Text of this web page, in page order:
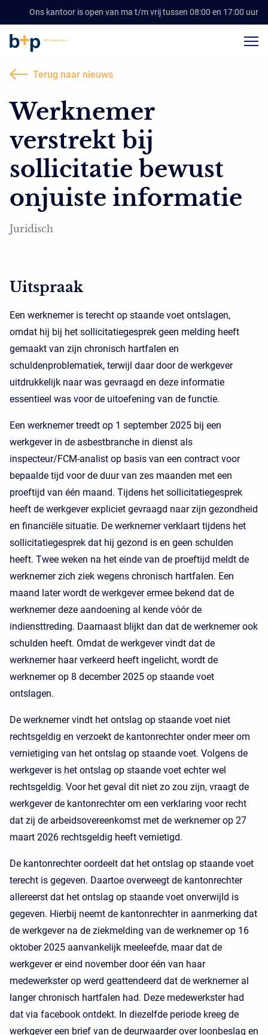
Ons kantoor is open van ma t/m vrij tussen 08:00 en 17:00 uur
Terug naar nieuws
Werknemer
verstrekt bij
sollicitatie bewust
onjuiste informatie
Juridisch
Uitspraak
Een werknemer is terecht op staande voet ontslagen,
omdat hij bij het sollicitatiegesprek geen melding heeft
gemaakt van zijn chronisch hartfalen en
schuldenproblematiek, terwijl daar door de werkgever
uitdrukkelijk naar was gevraagd en deze informatie
essentieel was voor de uitoefening van de functie.
Een werknemer treedt op 1 september 2025 bij een
werkgever in de asbestbranche in dienst als
inspecteur/FCM-analist op basis van een contract voor
bepaalde tijd voor de duur van zes maanden met een
proeftijd van één maand. Tijdens het sollicitatiegesprek
heeft de werkgever expliciet gevraagd naar zijn gezondheid
en financiële situatie. De werknemer verklaart tijdens het
sollicitatiegesprek dat hij gezond is en geen schulden
heeft. Twee weken na het einde van de proeftijd meldt de
werknemer zich ziek wegens chronisch hartfalen. Een
maand later wordt de werkgever ermee bekend dat de
werknemer deze aandoening al kende vóór de
indiensttreding. Daarnaast blijkt dan dat de werknemer ook
schulden heeft. Omdat de werkgever vindt dat de
werknemer haar verkeerd heeft ingelicht, wordt de
werknemer op 8 december 2025 op staande voet
ontslagen.
De werknemer vindt het ontslag op staande voet niet
rechtsgeldig en verzoekt de kantonrechter onder meer om
vernietiging van het ontslag op staande voet. Volgens de
werkgever is het ontslag op staande voet echter wel
rechtsgeldig. Voor het geval dit niet zo zou zijn, vraagt de
werkgever de kantonrechter om een verklaring voor recht
dat zij de arbeidsovereenkomst met de werknemer op 27
maart 2026 rechtsgeldig heeft vernietigd.
De kantonrechter oordeelt dat het ontslag op staande voet
terecht is gegeven. Daartoe overweegt de kantonrechter
allereerst dat het ontslag op staande voet onverwijld is
gegeven. Hierbij neemt de kantonrechter in aanmerking dat
de werkgever na de ziekmelding van de werknemer op 16
oktober 2025 aanvankelijk meeleefde, maar dat de
werkgever er eind november door één van haar
medewerkster op werd geattendeerd dat de werknemer al
langer chronisch hartfalen had. Deze medewerkster had
dat via facebook ontdekt. In diezelfde periode kreeg de
werkgever een brief van de deurwaarder over loonbeslag en